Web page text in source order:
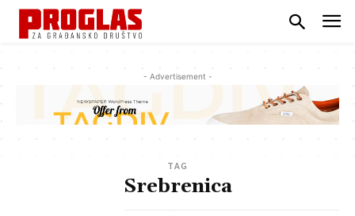
- Advertisement -
TAG
Srebrenica